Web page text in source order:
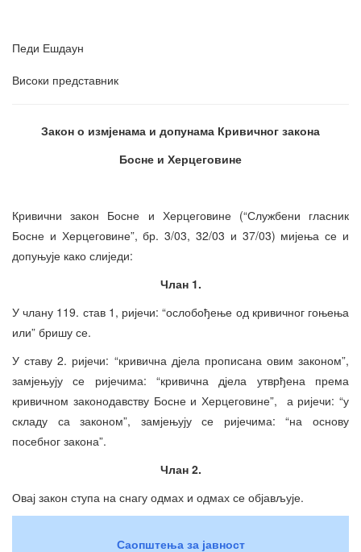
Педи Ешдаун
Високи представник
Закон о измјенама и допунама Кривичног закона
Босне и Херцеговине
Кривични закон Босне и Херцеговине (“Службени гласник
Босне и Херцеговине”, бр. 3/03, 32/03 и 37/03) мијења се и
допуњује како слиједи:
Члан 1.
У члану 119. став 1, ријечи: “ослобођење од кривичног гоњења
или” бришу се.
У ставу 2. ријечи: “кривична дјела прописана овим законом”,
замјењују се ријечима: “кривична дјела утврђена према
кривичном законодавству Босне и Херцеговине”, а ријечи: “у
складу са законом”, замјењују се ријечима: “на основу
посебног закона”.
Члан 2.
Овај закон ступа на снагу одмах и одмах се објављује.
Саопштења за јавност